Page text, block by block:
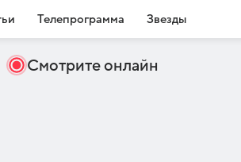
Телепрограмма Звезды
Смотрите онлайн